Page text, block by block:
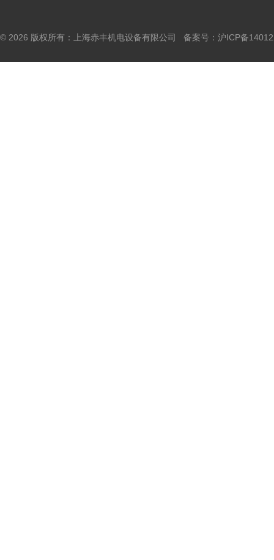
© 2026 版权所有：上海赤丰机电设备有限公司 备案号： 沪ICP备